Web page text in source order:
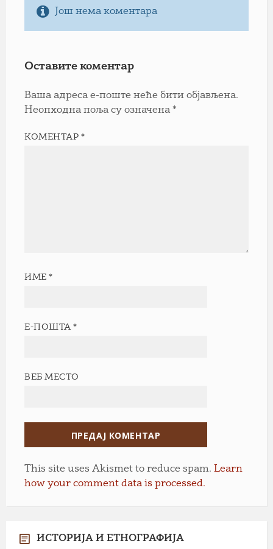
Још нема коментара
Оставите коментар
Ваша адреса е-поште неће бити објављена.
Неопходна поља су означена *
КОМЕНТАР*
ИМЕ*
Е-ПОШТА*
ВЕБ МЕСТО
This site uses Akismet to reduce spam. Learn
how your comment data is processed.
ИСТОРИЈА И ЕТНОГРАФИЈА